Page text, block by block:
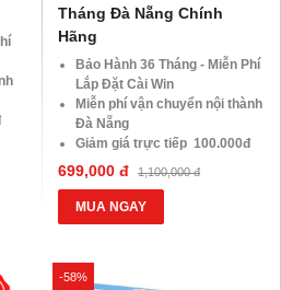
Tháng Đà Nẵng Chính
Hãng
Bảo Hành 36 Tháng - Miễn Phí
Lắp Đặt Cài Win
Miễn phí vận chuyển nội thành
Đà Nẵng
Giảm giá trực tiếp 100.000đ
đối với khách hàng Áp Dụng
VOCHER TRị Giá 850.000đ
699,000 đ 1,100,000 đ
MUA NGAY
-58%